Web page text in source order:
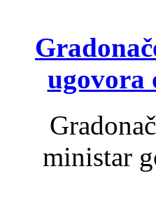
ugovora
ministar